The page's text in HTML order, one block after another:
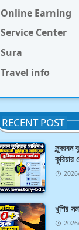
Online Earning
Service Center
Sura
Travel info
RECENT POST
সুন্দরবন
কুরিয়ার
খুশির